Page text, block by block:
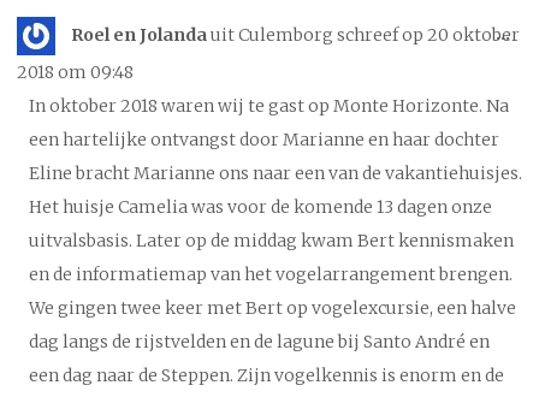
Roel en JolandauitCulemborg schreef op 20 oktober
2018 om 09:48
In oktober 2018 waren wij te gast op Monte Horizonte. Na
een hartelijke ontvangst door Marianne en haar dochter
Eline bracht Marianne ons naar een van de vakantiehuisjes.
Het huisje Camelia was voor de komende 13 dagen onze
uitvalsbasis. Later op de middag kwam Bert kennismaken
en de informatiemap van het vogelarrangement brengen.
We gingen twee keer met Bert op vogelexcursie, een halve
dag langs de rijstvelden en de lagune bij Santo André en
een dag naar de Steppen. Zijn vogelkennis is enorm en de
...